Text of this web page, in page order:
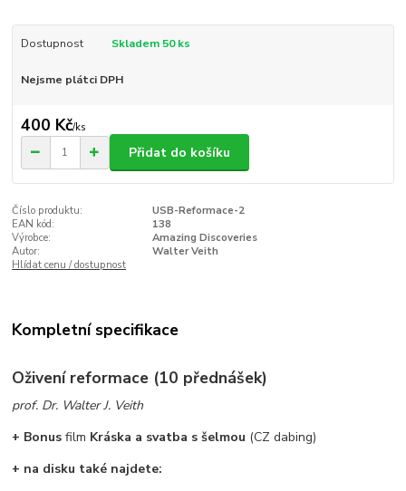
Dostupnost Skladem 50 ks
Nejsme plátci DPH
400 Kč/ks
Přidat do košíku
Číslo produktu:
USB-Reformace-2
EAN kód:
138
Výrobce:
Amazing Discoveries
Autor:
Walter Veith
Hlídat cenu / dostupnost
Kompletní specifikace
Oživení reformace (10 přednášek)
prof. Dr. Walter J. Veith
+ Bonus film Kráska a svatba s šelmou (CZ dabing)
+ na disku také najdete: